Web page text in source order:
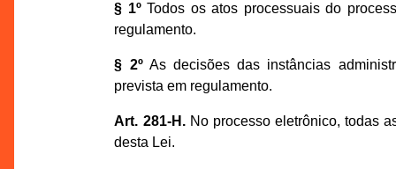
§ 1ºTodos os atos processuais do
regulamento.
§ 2ºAs decisões das instâncias
prevista em regulamento.
Art. 281-H.No processo eletrônico, todas
desta Lei.